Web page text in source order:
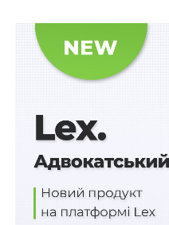
внаслідок ліквідації
Рішенням суду першої
постановою
задоволено повністю.
наявність підстав для
ліквідаційного балансу
У касаційній скарзі
невідповідність
затратам, які покладено